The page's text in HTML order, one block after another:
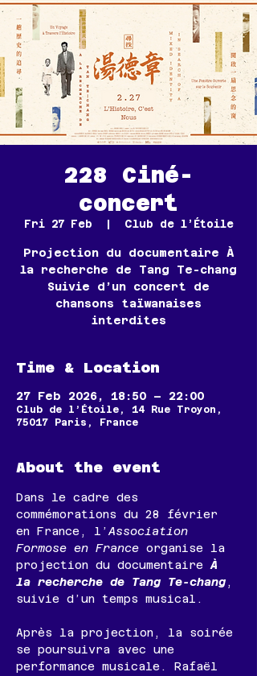
228 Ciné-
concert
Fri 27 Feb Club de l’Étoile
Projection du documentaire À
la recherche de Tang Te-chang
Suivie d’un concert de
chansons taïwanaises
interdites
Time & Location
27 Feb 2026, 18:50 – 22:00
Club de l’Étoile, 14 Rue Troyon,
75017 Paris, France
About the event
Dans le cadre des
commémorations du 28 février
en France, l’Association
Formose en France organise la
projection du documentaire À
la recherche de Tang Te-chang ,
suivie d’un temps musical.
Après la projection, la soirée
se poursuivra avec une
performance musicale. Rafaël